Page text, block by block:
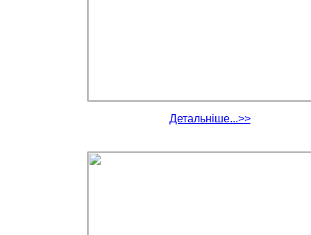
Детальніше...>>